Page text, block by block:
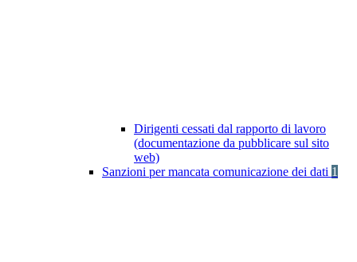
Dirigenti cessati dal rapporto di lavoro
(documentazione da pubblicare sul sito
web)
Sanzioni per mancata comunicazione dei dati 1